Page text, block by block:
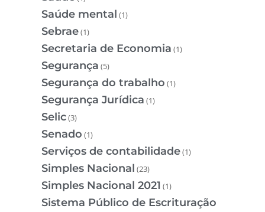
Saúde mental (1)
Sebrae(1)
Secretaria de Economia (1)
Segurança (5)
Segurança do trabalho (1)
Segurança Jurídica (1)
Selic(3)
Senado (1)
Serviços de contabilidade(1)
Simples Nacional (23)
Simples Nacional 2021 (1)
Sistema Público de Escrituração